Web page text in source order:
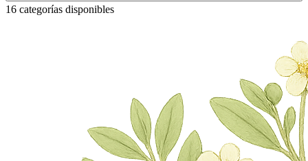
16 categorías disponibles